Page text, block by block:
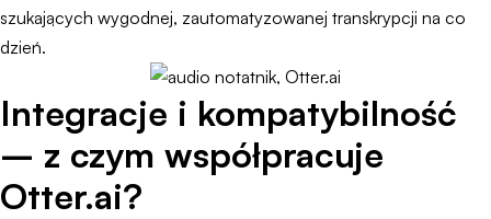
szukających wygodnej, zautomatyzowanej transkrypcji na co
dzień.
Integracje i kompatybilność
– z czym współpracuje
Otter.ai?